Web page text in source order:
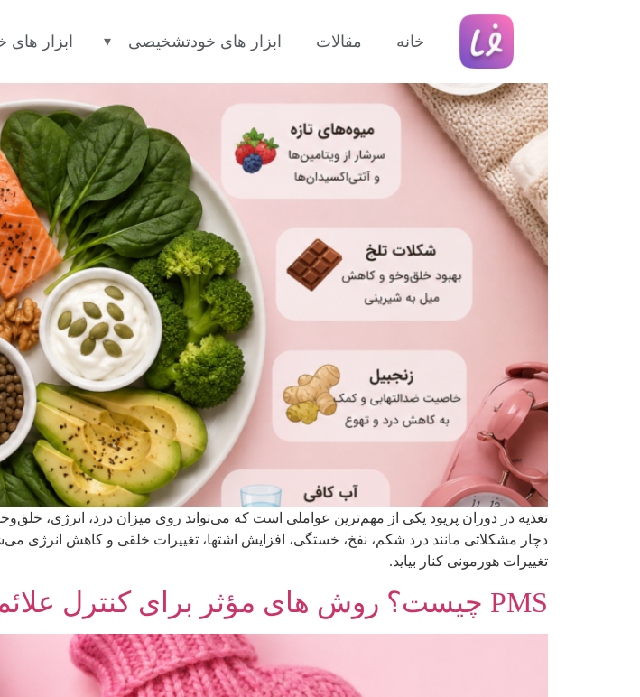
ابزار های ابزار های خودتشخیصی مقالات خانه
تغذیه در دوران پریود؛ بهترین غذاها برای
تغذیه در دوران پریود یکی از مهم‌ترین عواملی است که می‌تواند روی میزان درد، انرژی،
دچار مشکلاتی مانند درد شکم، نفخ، خستگی، افزایش اشتها، تغییرات خلقی و کاهش انرژی
تغییرات هورمونی کنار بیاید.
PMS چیست؟ روش های مؤثر برای کنترل علائم سندرم پیش از قاعدگی